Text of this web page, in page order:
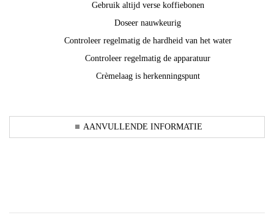
Gebruik altijd verse koffiebonen
Doseer nauwkeurig
Controleer regelmatig de hardheid van het water
Controleer regelmatig de apparatuur
Crèmelaag is herkenningspunt
AANVULLENDE INFORMATIE